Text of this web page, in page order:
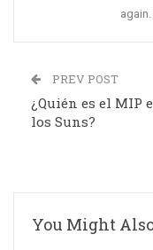
PREV POST
¿Quién es el MIP
los Suns?
You Might